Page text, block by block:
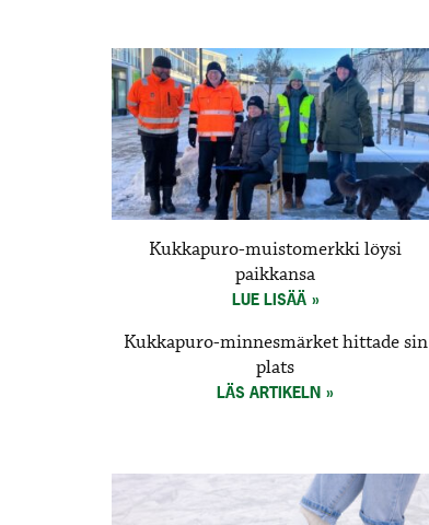
Kukkapuro-muistomerkki löysi
paikkansa
LUE LISÄÄ
Kukkapuro-minnesmärket hittade sin
plats
LÄS ARTIKELN